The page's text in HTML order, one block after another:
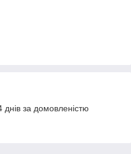
за домовленістю